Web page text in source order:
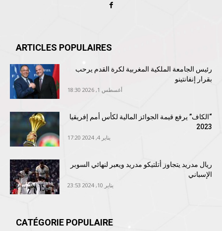
ARTICLES POPULAIRES
رئيس الجامعة الملكية المغربية لكرة القدم يرحب
بقرار إنفانتينو
أغسطس 1, 2026 18:30
“الكاف” يرفع قيمة الجوائز المالية لكأس أمم إفريقيا
2023
يناير 4, 2024 17:20
ريال مدريد يتجاوز أتلتيكو مدريد ويعبر لنهائي السوبر
الإسباني
يناير 10, 2024 23:53
CATÉGORIE POPULAIRE